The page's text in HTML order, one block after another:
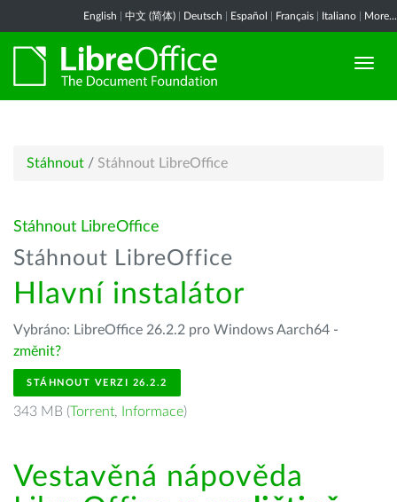
English 中文 (简体) Deutsch Español Français Italiano More...
Stáhnout / Stáhnout LibreOffice
Stáhnout LibreOffice
Stáhnout LibreOffice
Hlavní instalátor
Vybráno: LibreOffice 26.2.2 pro Windows Aarch64 -
změnit?
STÁHNOUT VERZI 26.2.2
343 MB (Torrent, Informace)
Vestavěná nápověda